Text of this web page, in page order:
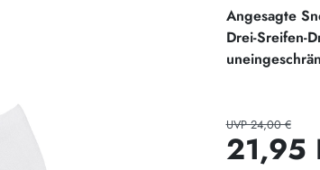
Angesagte
Drei-Sreifen-
UVP 24,00 €
21,95